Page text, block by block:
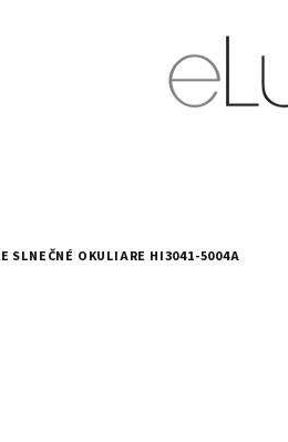
SLNEČNÉ OKULIARE HI3041-5004A